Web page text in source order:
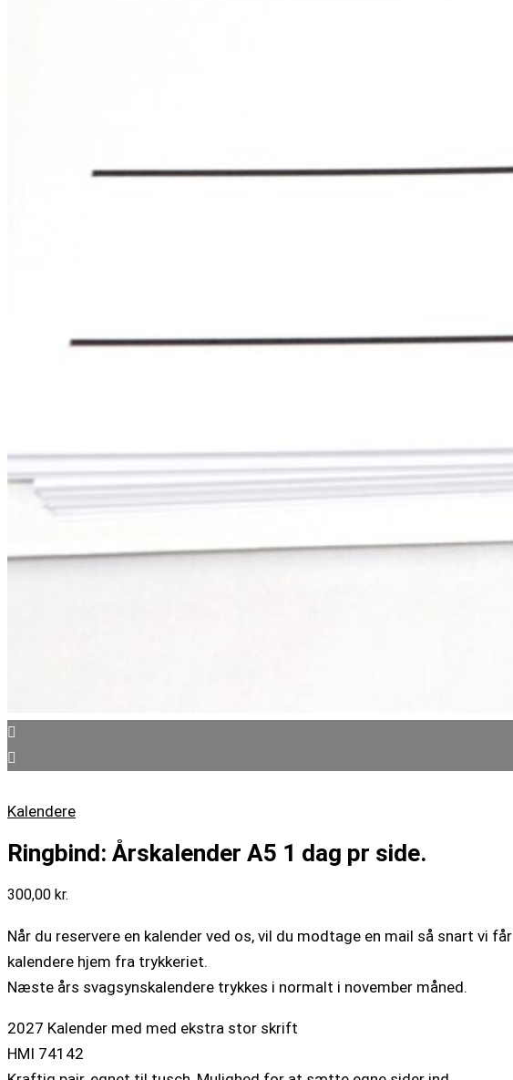
Kalendere
Ringbind: Årskalender A5 1 dag pr side.
300,00 kr.
Når du reservere en kalender ved os, vil du modtage en mail så snart vi får
kalendere hjem fra trykkeriet.
Næste års svagsynskalendere trykkes i normalt i november måned.
2027 Kalender med med ekstra stor skrift
HMI 74142